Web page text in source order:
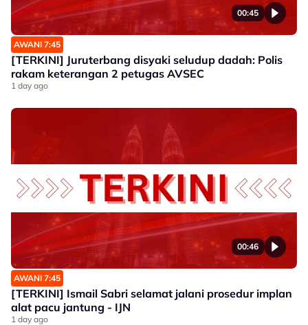
00:45
AWANI 7:45
[TERKINI] Juruterbang disyaki seludup dadah: Polis
rakam keterangan 2 petugas AVSEC
1 day ago
00:46
AWANI 7:45
[TERKINI] Ismail Sabri selamat jalani prosedur implan
alat pacu jantung - IJN
1 day ago